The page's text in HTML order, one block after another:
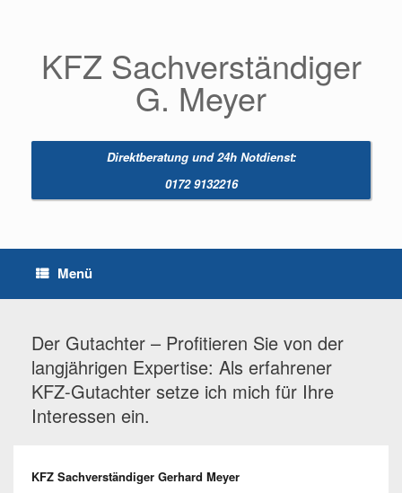
KFZ Sachverständiger
G. Meyer
Direktberatung und 24h Notdienst:
0172 9132216
Menü
Der Gutachter – Profitieren Sie von der
langjährigen Expertise: Als erfahrener
KFZ-Gutachter setze ich mich für Ihre
Interessen ein.
KFZ Sachverständiger Gerhard Meyer